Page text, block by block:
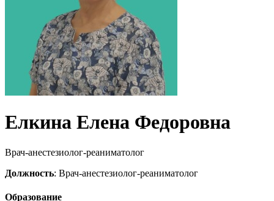
Елкина Елена Федоровна
Врач-анестезиолог-реаниматолог
Должность: Врач-анестезиолог-реаниматолог
Образование